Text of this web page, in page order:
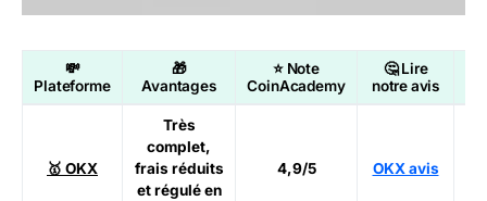
💸
Plateforme
🎁
Avantages
⭐ Note
CoinAcademy
🤔 Lire
notre avis
🥇 OKX
Très
complet,
frais réduits
et régulé en
4,9/5 OKX avis